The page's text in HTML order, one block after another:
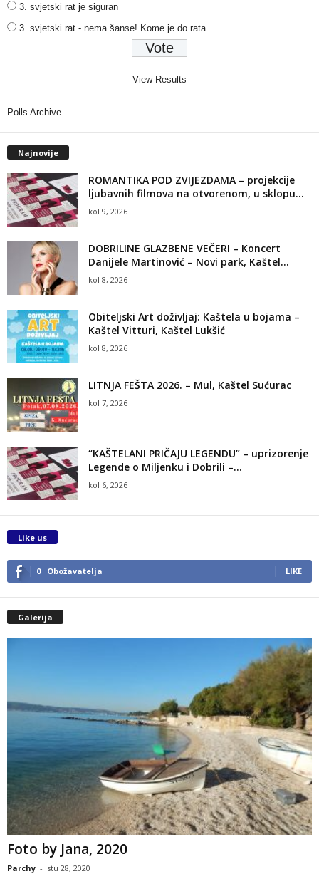
3. svjetski rat je siguran
3. svjetski rat - nema šanse! Kome je do rata...
View Results
Polls Archive
Najnovije
ROMANTIKA POD ZVIJEZDAMA – projekcije
ljubavnih filmova na otvorenom, u sklopu...
kol 9, 2026
DOBRILINE GLAZBENE VEČERI – Koncert
Danijele Martinović – Novi park, Kaštel...
kol 8, 2026
Obiteljski Art doživljaj: Kaštela u bojama –
Kaštel Vitturi, Kaštel Lukšić
kol 8, 2026
LITNJA FEŠTA 2026. – Mul, Kaštel Sućurac
kol 7, 2026
“KAŠTELANI PRIČAJU LEGENDU” – uprizorenje
Legende o Miljenku i Dobrili –...
kol 6, 2026
Like us
0 Obožavatelja LIKE
Galerija
Foto by Jana, 2020
Parchy - stu 28, 2020